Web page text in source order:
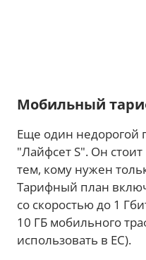
Мобильный
Еще один недорогой
"Лайфсет S". Он
тем, кому нужен
Тарифный план
со скоростью до 1
10 ГБ мобильного
использовать в ЕС).